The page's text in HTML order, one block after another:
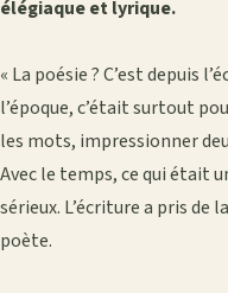
élégiaque et lyrique.
‎« La poésie ? C’est depuis
l’époque, c’était surtout
les mots, impressionner
Avec le temps, ce qui était
sérieux. L’écriture a pris de
poète.